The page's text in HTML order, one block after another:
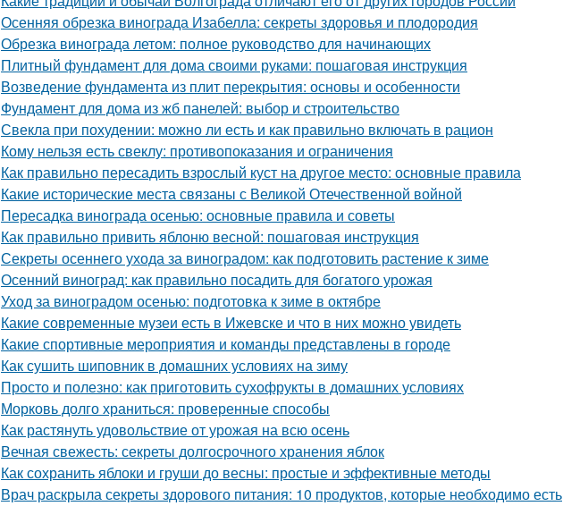
Осенняя обрезка винограда Изабелла: секреты здоровья и плодородия
Обрезка винограда летом: полное руководство для начинающих
Плитный фундамент для дома своими руками: пошаговая инструкция
Возведение фундамента из плит перекрытия: основы и особенности
Фундамент для дома из жб панелей: выбор и строительство
Свекла при похудении: можно ли есть и как правильно включать в рацион
Кому нельзя есть свеклу: противопоказания и ограничения
Как правильно пересадить взрослый куст на другое место: основные правила
Какие исторические места связаны с Великой Отечественной войной
Пересадка винограда осенью: основные правила и советы
Как правильно привить яблоню весной: пошаговая инструкция
Секреты осеннего ухода за виноградом: как подготовить растение к зиме
Осенний виноград: как правильно посадить для богатого урожая
Уход за виноградом осенью: подготовка к зиме в октябре
Какие современные музеи есть в Ижевске и что в них можно увидеть
Какие спортивные мероприятия и команды представлены в городе
Как сушить шиповник в домашних условиях на зиму
Просто и полезно: как приготовить сухофрукты в домашних условиях
Морковь долго храниться: проверенные способы
Как растянуть удовольствие от урожая на всю осень
Вечная свежесть: секреты долгосрочного хранения яблок
Как сохранить яблоки и груши до весны: простые и эффективные методы
Врач раскрыла секреты здорового питания: 10 продуктов, которые необходимо есть